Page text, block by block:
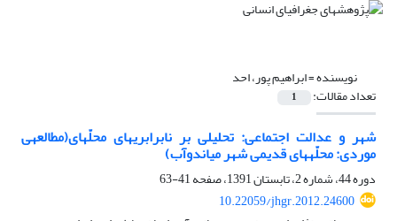
نویسنده =ابراهیم پور، احد
تعداد مقالات: 1
شهر و عدالت اجتماعی: تحلیلی بر نابرابری‎های محلّه‎ای(مطالعه‎ی
موردی: محلّه‎های قدیمی شهر میاندوآب)
دوره 44، شماره 2، تابستان 1391، صفحه
41-63
10.22059/jhgr.2012.24600